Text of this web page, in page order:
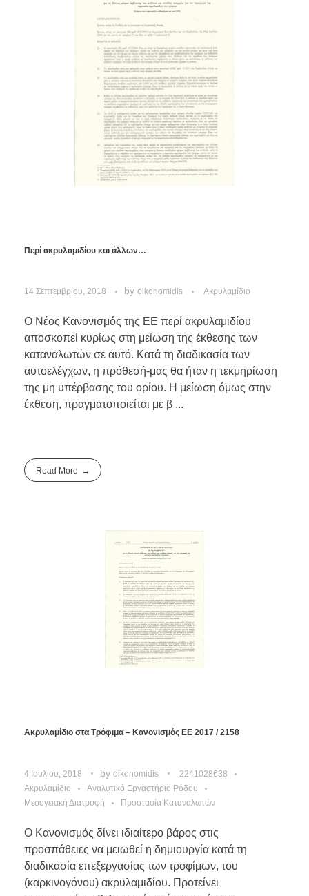
Περί ακρυλαμιδίου και άλλων…
14 Σεπτεμβρίου, 2018 by oikonomidis Ακρυλαμίδιο
Ο Νέος Κανονισμός της ΕΕ περί ακρυλαμιδίου
αποσκοπεί κυρίως στη μείωση της έκθεσης των
καταναλωτών σε αυτό. Κατά τη διαδικασία των
αυτοελέγχων, η πρόθεσή-μας θα ήταν η τεκμηρίωση
της μη υπέρβασης του ορίου. Η μείωση όμως στην
έκθεση, πραγματοποιείται με β ...
Read More
Ακρυλαμίδιο στα Τρόφιμα – Κανονισμός ΕΕ 2017 / 2158
4 Ιουλίου, 2018 by oikonomidis
2241028638
Ακρυλαμίδιο
Αναλυτικό Εργαστήριο Ρόδου
Μεσογειακή Διατροφή
Προστασία Καταναλωτών
Ο Κανονισμός δίνει ιδιαίτερο βάρος στις
προσπάθειες να μειωθεί η δημιουργία κατά τη
διαδικασία επεξεργασίας των τροφίμων, του
(καρκινογόνου) ακρυλαμιδίου. Προτείνει